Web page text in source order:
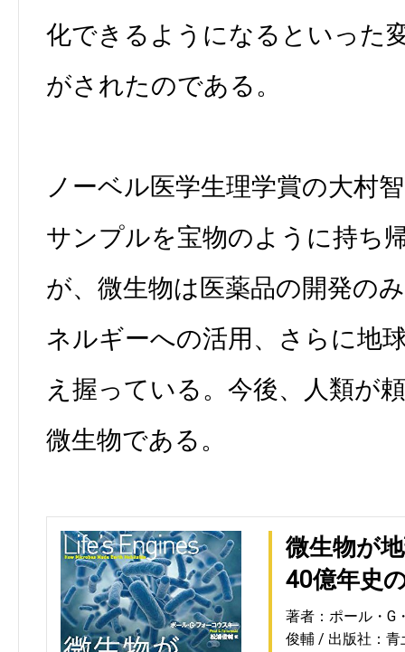
化できるようになるといった
がされたのである。
ノーベル医学生理学賞の大村
サンプルを宝物のように持ち
が、微生物は医薬品の開発の
ネルギーへの活用、さらに地
え握っている。今後、人類が
微生物である。
微生物が
40億年史
著者：ポール・G
俊輔
出版社：青